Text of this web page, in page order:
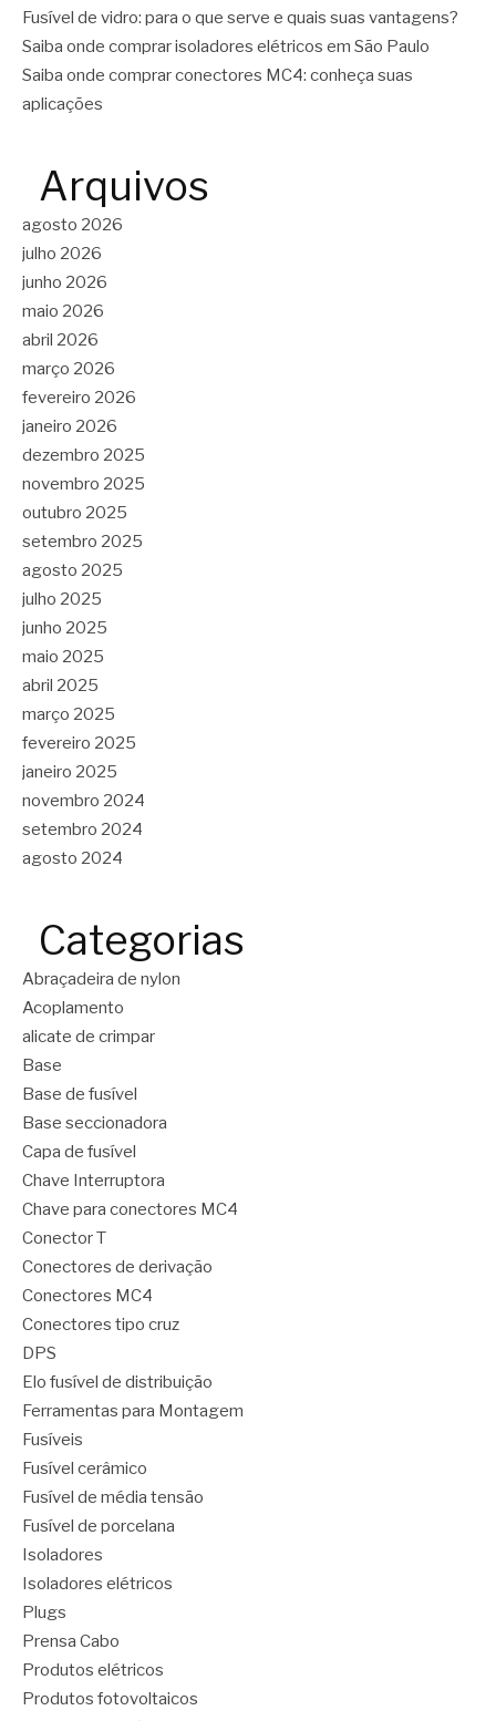
Fusível de vidro: para o que serve e quais suas vantagens?
Saiba onde comprar isoladores elétricos em São Paulo
Saiba onde comprar conectores MC4: conheça suas
aplicações
Arquivos
agosto 2026
julho 2026
junho 2026
maio 2026
abril 2026
março 2026
fevereiro 2026
janeiro 2026
dezembro 2025
novembro 2025
outubro 2025
setembro 2025
agosto 2025
julho 2025
junho 2025
maio 2025
abril 2025
março 2025
fevereiro 2025
janeiro 2025
novembro 2024
setembro 2024
agosto 2024
Categorias
Abraçadeira de nylon
Acoplamento
alicate de crimpar
Base
Base de fusível
Base seccionadora
Capa de fusível
Chave Interruptora
Chave para conectores MC4
Conector T
Conectores de derivação
Conectores MC4
Conectores tipo cruz
DPS
Elo fusível de distribuição
Ferramentas para Montagem
Fusíveis
Fusível cerâmico
Fusível de média tensão
Fusível de porcelana
Isoladores
Isoladores elétricos
Plugs
Prensa Cabo
Produtos elétricos
Produtos fotovoltaicos